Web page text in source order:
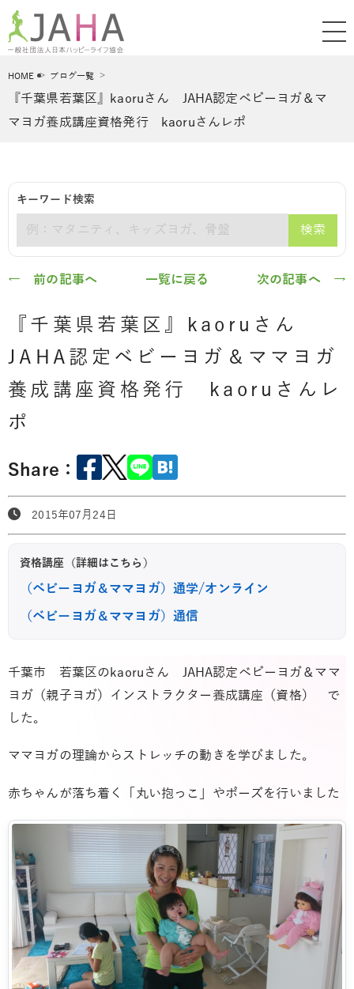
HOME ブログ一覧
『千葉県若葉区』kaoruさん JAHA認定ベビーヨガ＆マ
マヨガ養成講座資格発行 kaoruさんレポ
キーワード検索
検索
← 前の記事へ 一覧に戻る 次の記事へ →
『千葉県若葉区』kaoruさん
JAHA認定ベビーヨガ＆ママヨガ
養成講座資格発行 kaoruさんレ
ポ
Share：
2015年07月24日
資格講座（詳細はこちら）
（ベビーヨガ＆ママヨガ）通学/オンライン
（ベビーヨガ＆ママヨガ）通信
千葉市 若葉区のkaoruさん JAHA認定ベビーヨガ＆ママ
ヨガ（親子ヨガ）インストラクター養成講座（資格） で
した。
ママヨガの理論からストレッチの動きを学びました。
赤ちゃんが落ち着く「丸い抱っこ」やポーズを行いました